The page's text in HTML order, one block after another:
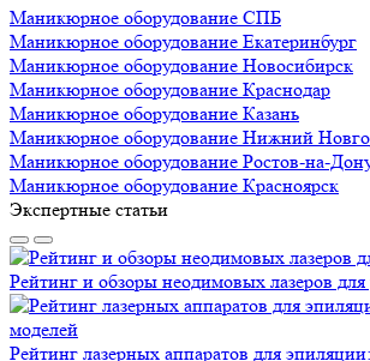
Маникюрное оборудование СПБ
Маникюрное оборудование Екатеринбург
Маникюрное оборудование Новосибирск
Маникюрное оборудование Краснодар
Маникюрное оборудование Казань
Маникюрное оборудование Нижний
Маникюрное оборудование Ростов-на-
Маникюрное оборудование Красноярск
Экспертные статьи
Рейтинг и обзоры неодимовых лазеров для
Рейтинг лазерных аппаратов для